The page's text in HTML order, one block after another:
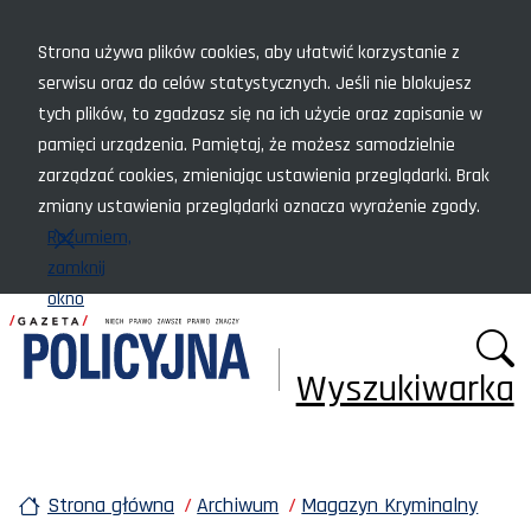
Strona używa plików cookies, aby ułatwić korzystanie z
serwisu oraz do celów statystycznych. Jeśli nie blokujesz
tych plików, to zgadzasz się na ich użycie oraz zapisanie w
pamięci urządzenia. Pamiętaj, że możesz samodzielnie
zarządzać cookies, zmieniając ustawienia przeglądarki. Brak
zmiany ustawienia przeglądarki oznacza wyrażenie zgody.
Rozumiem,
zamknij
okno
Wyszukiwarka
Strona główna Archiwum
Magazyn Kryminalny